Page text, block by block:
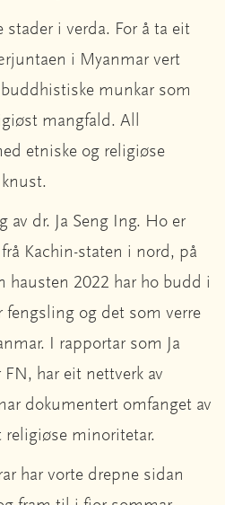
i verda. For å ta eit
i Myanmar vert
munkar som
mangfald. All
etniske og religiøse
av dr. Ja Seng Ing. Ho er
Kachin-staten i nord, på
hausten 2022 har ho budd i
fengsling og det som verre
I rapportar som Ja
har eit nettverk av
dokumentert omfanget av
minoritetar.
har vorte drepne sidan